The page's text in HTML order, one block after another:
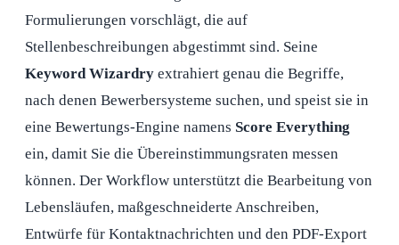
Formulierungen vorschlägt, die auf
Stellenbeschreibungen abgestimmt sind. Seine
Keyword Wizardry extrahiert genau die Begriffe,
nach denen Bewerbersysteme suchen, und speist sie in
eine Bewertungs-Engine namens Score Everything
ein, damit Sie die Übereinstimmungsraten messen
können. Der Workflow unterstützt die Bearbeitung von
Lebensläufen, maßgeschneiderte Anschreiben,
Entwürfe für Kontaktnachrichten und den PDF-Export